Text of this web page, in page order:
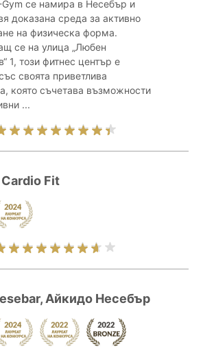
се намира в Несебър и
доказана среда за активно
на физическа форма.
се на улица „Любен
1, този фитнес център е
своята приветлива
която съчетава възможности
...
Fit
Айкидо Несебър